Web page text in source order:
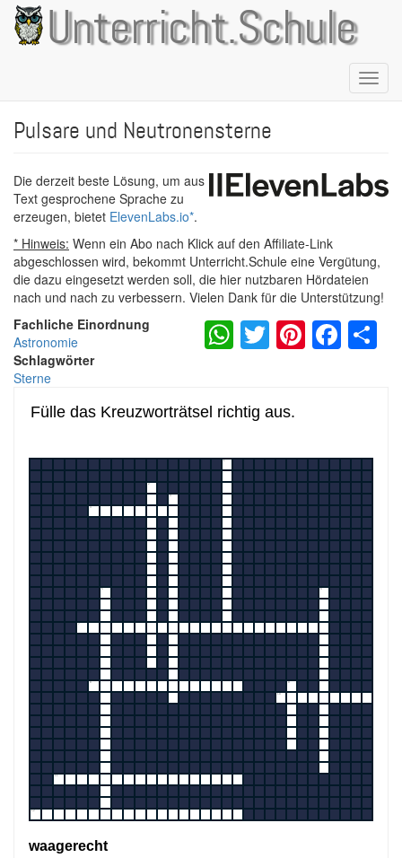
Direkt
zum
Inhalt
Unterricht.Schule
Pulsare und Neutronensterne
Die derzeit beste Lösung, um aus
Text gesprochene Sprache zu
erzeugen, bietet ElevenLabs.io*.
* Hinweis: Wenn ein Abo nach Klick auf den Affiliate-Link
abgeschlossen wird, bekommt Unterricht.Schule eine Vergütung,
die dazu eingesetzt werden soll, die hier nutzbaren Hördateien
nach und nach zu verbessern. Vielen Dank für die Unterstützung!
Fachliche Einordnung
Astronomie
Schlagwörter
Sterne
WhatsApp
Twitter